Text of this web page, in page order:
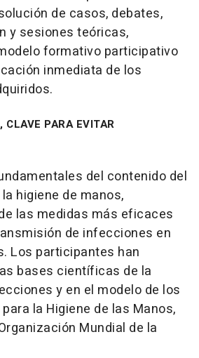
de casos, debates,
y sesiones teóricas,
formativo participativo
inmediata de los
PARA EVITAR
del contenido del
higiene de manos,
las medidas más eficaces
de infecciones en
Los participantes han
bases científicas de la
y en el modelo de los
la Higiene de las Manos,
Mundial de la